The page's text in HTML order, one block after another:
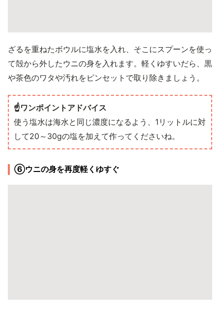
ざるを重ねたボウルに塩水を入れ、そこにスプーンを使っ
て殻から外したウニの身を入れます。軽くゆすいだら、黒
や茶色のワタや汚れをピンセットで取り除きましょう。
☝️ワンポイントアドバイス
使う塩水は海水と同じ濃度になるよう、1リットルに対
して20～30gの塩を加えて作ってくださいね。
⑥ウニの身を再度軽くゆすぐ